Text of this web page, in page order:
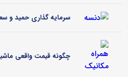
سرمایه گذاری حمید و
چگونه قیمت واقعی